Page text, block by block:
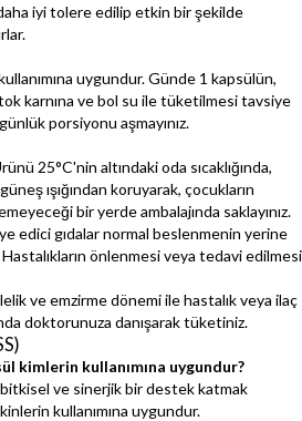
iyi tolere edilip etkin bir şekilde
uygundur. Günde 1 kapsülün,
karnına ve bol su ile tüketilmesi tavsiye
porsiyonu aşmayınız.
25°C'nin altındaki oda sıcaklığında,
ışığından koruyarak, çocukların
bir yerde ambalajında saklayınız.
edici gıdalar normal beslenmenin yerine
önlenmesi veya tedavi edilmesi
ve emzirme dönemi ile hastalık veya ilaç
doktorunuza danışarak tüketiniz.
kimlerin kullanımına uygundur?
bitkisel ve sinerjik bir destek katmak
kullanımına uygundur.